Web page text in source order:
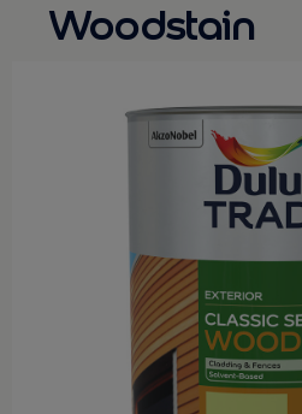
KONTAKT
Woodstain